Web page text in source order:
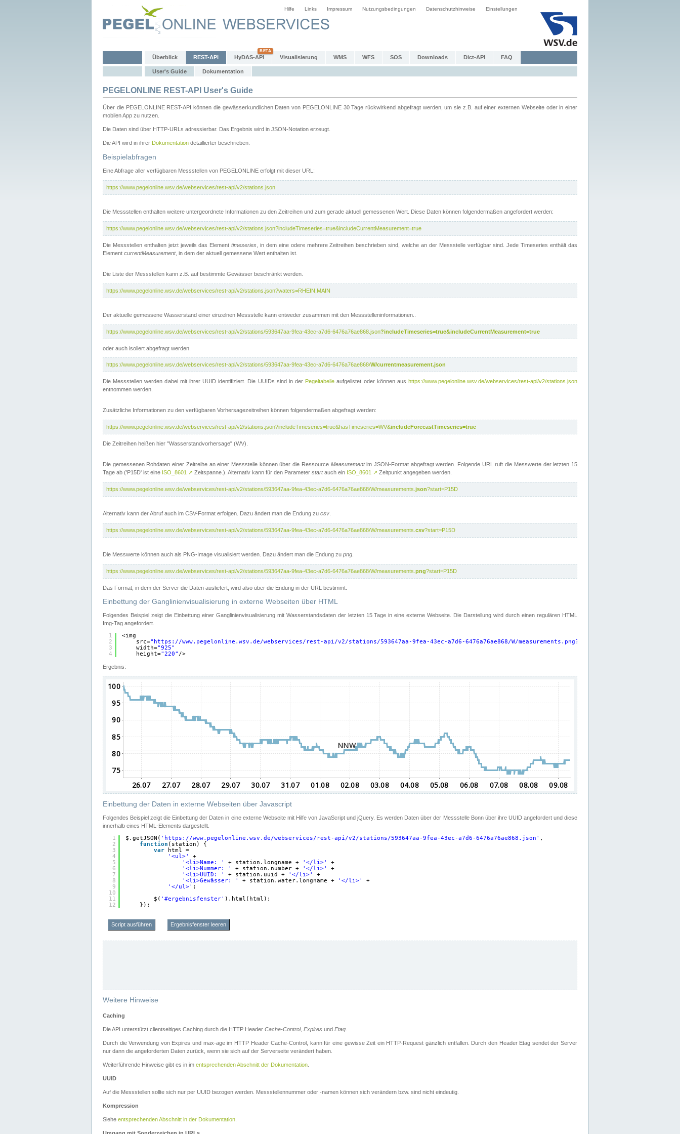
Hilfe Links Impressum Nutzungsbedingungen Datenschutzhinweise Einstellungen
Überblick REST-API HyDAS-API Visualisierung WMS WFS SOS Downloads Dict-API FAQ
User's Guide Dokumentation
PEGELONLINE REST-API User's Guide
Über die PEGELONLINE REST-API können die gewässerkundlichen Daten von PEGELONLINE 30 Tage rückwirkend abgefragt werden, um sie z.B. auf einer externen Webseite oder in einer
mobilen App zu nutzen.
Die Daten sind über HTTP-URLs adressierbar. Das Ergebnis wird in JSON-Notation erzeugt.
Die API wird in ihrer Dokumentation detaillierter beschrieben.
Beispielabfragen
Eine Abfrage aller verfügbaren Messstellen von PEGELONLINE erfolgt mit dieser URL:
https://www.pegelonline.wsv.de/webservices/rest-api/v2/stations.json
Die Messstellen enthalten weitere untergeordnete Informationen zu den Zeitreihen und zum gerade aktuell gemessenen Wert. Diese Daten können folgendermaßen angefordert werden:
https://www.pegelonline.wsv.de/webservices/rest-api/v2/stations.json?includeTimeseries=true&includeCurrentMeasurement=true
Die Messstellen enthalten jetzt jeweils das Elementtimeseries , in dem eine odere mehrere Zeitreihen beschrieben sind, welche an der Messstelle verfügbar sind. Jede Timeseries enthält das
Element currentMeasurement, in dem der aktuell gemessene Wert enthalten ist.
Die Liste der Messstellen kann z.B. auf bestimmte Gewässer beschränkt werden.
https://www.pegelonline.wsv.de/webservices/rest-api/v2/stations.json?waters=RHEIN,MAIN
Der aktuelle gemessene Wasserstand einer einzelnen Messstelle kann entweder zusammen mit den Messstelleninformationen..
https://www.pegelonline.wsv.de/webservices/rest-api/v2/stations/593647aa-9fea-43ec-a7d6-6476a76ae868.json?includeTimeseries=true&includeCurrentMeasurement=true
oder auch isoliert abgefragt werden.
https://www.pegelonline.wsv.de/webservices/rest-api/v2/stations/593647aa-9fea-43ec-a7d6-6476a76ae868/W/currentmeasurement.json
Die Messstellen werden dabei mit ihrer UUID identifiziert. Die UUIDs sind in der Pegeltabelle aufgelistet oder können aushttps://www.pegelonline.wsv.de/webservices/rest-api/v2/stations.json
entnommen werden.
Zusätzliche Informationen zu den verfügbaren Vorhersagezeitreihen können folgendermaßen abgefragt werden:
https://www.pegelonline.wsv.de/webservices/rest-api/v2/stations.json?includeTimeseries=true&hasTimeseries=WV&includeForecastTimeseries=true
Die Zeitreihen heißen hier "Wasserstandvorhersage" (WV).
Die gemessenen Rohdaten einer Zeitreihe an einer Messstelle können über die Ressource Measurementim JSON-Format abgefragt werden. Folgende URL ruft die Messwerte der letzten 15
Tage ab ('P15D' ist eine ISO_8601 ↗ Zeitspanne.). Alternativ kann für den Parameter startauch ein ISO_8601 ↗ Zeitpunkt angegeben werden.
https://www.pegelonline.wsv.de/webservices/rest-api/v2/stations/593647aa-9fea-43ec-a7d6-6476a76ae868/W/measurements. json?start=P15D
Alternativ kann der Abruf auch im CSV-Format erfolgen. Dazu ändert man die Endung zu csv
https://www.pegelonline.wsv.de/webservices/rest-api/v2/stations/593647aa-9fea-43ec-a7d6-6476a76ae868/W/measurements. csv?start=P15D
Die Messwerte können auch als PNG-Image visualisiert werden. Dazu ändert man die Endung zu png
https://www.pegelonline.wsv.de/webservices/rest-api/v2/stations/593647aa-9fea-43ec-a7d6-6476a76ae868/W/measurements. png?start=P15D
Das Format, in dem der Server die Daten ausliefert, wird also über die Endung in der URL bestimmt.
Einbettung der Ganglinienvisualisierung in externe Webseiten über HTML
Folgendes Beispiel zeigt die Einbettung einer Ganglinienvisualisierung mit Wasserstandsdaten der letzten 15 Tage in eine externe Webseite. Die Darstellung wird durch einen regulären HTML
Img-Tag angefordert.
1
2
3
4
<img
src=" https://www.pegelonline.wsv.de/webservices/rest-api/v2/stations/593647aa-9fea-43ec-a7d6-6476a76ae868/W/
width="925"
height="220" />
Ergebnis:
Einbettung der Daten in externe Webseiten über Javascript
Folgendes Beispiel zeigt die Einbettung der Daten in eine externe Webseite mit Hilfe von JavaScript und jQuery. Es werden Daten über der Messstelle Bonn über ihre UUID angefordert und diese
innerhalb eines HTML-Elements dargestellt.
1
2
3
4
5
6
7
8
9
10
11
12
$.getJSON( ' https://www.pegelonline.wsv.de/webservices/rest-api/v2/stations/593647aa-9fea-43ec-a7d6-6476a76ae868.json ' ,
function (station) {
var
html =
'<ul>'
+
'<li>Name: '
+ station.longname + '</li>'
+
'<li>Nummer: '
+ station.number + '</li>'
+
'<li>UUID: '
+ station.uuid + '</li>'
+
'<li>Gewässer: '
+ station.water.longname + '</li>'
+
'</ul>' ;
$( '#ergebnisfenster' ).html(html);
});
Script ausführen Ergebnisfenster leeren
Weitere Hinweise
Caching
Die API unterstützt clientseitiges Caching durch die HTTP Header Cache-Control, Expires und Etag.
Durch die Verwendung von Expires und max-age im HTTP Header Cache-Control, kann für eine gewisse Zeit ein HTTP-Request gänzlich entfallen. Durch den Header Etag sendet der Server
nur dann die angeforderten Daten zurück, wenn sie sich auf der Serverseite verändert haben.
Weiterführende Hinweise gibt es in im entsprechenden Abschnitt der Dokumentation.
UUID
Auf die Messstellen sollte sich nur per UUID bezogen werden. Messstellennummer oder -namen können sich verändern bzw. sind nicht eindeutig.
Kompression
Siehe entsprechenden Abschnitt in der Dokumentation.